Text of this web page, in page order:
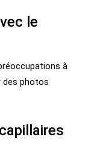
le
à
des photos